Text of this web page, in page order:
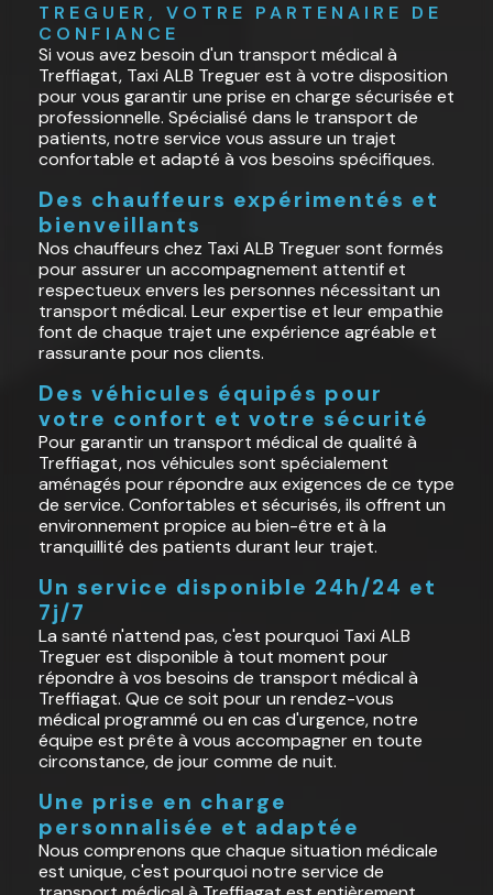
TREGUER, VOTRE PARTENAIRE DE
CONFIANCE
Si vous avez besoin d'un transport médical à
Treffiagat, Taxi ALB Treguer est à votre disposition
pour vous garantir une prise en charge sécurisée et
professionnelle. Spécialisé dans le transport de
patients, notre service vous assure un trajet
confortable et adapté à vos besoins spécifiques.
Des chauffeurs expérimentés et
bienveillants
Nos chauffeurs chez Taxi ALB Treguer sont formés
pour assurer un accompagnement attentif et
respectueux envers les personnes nécessitant un
transport médical. Leur expertise et leur empathie
font de chaque trajet une expérience agréable et
rassurante pour nos clients.
Des véhicules équipés pour
votre confort et votre sécurité
Pour garantir un transport médical de qualité à
Treffiagat, nos véhicules sont spécialement
aménagés pour répondre aux exigences de ce type
de service. Confortables et sécurisés, ils offrent un
environnement propice au bien-être et à la
tranquillité des patients durant leur trajet.
Un service disponible 24h/24 et
7j/7
La santé n'attend pas, c'est pourquoi Taxi ALB
Treguer est disponible à tout moment pour
répondre à vos besoins de transport médical à
Treffiagat. Que ce soit pour un rendez-vous
médical programmé ou en cas d'urgence, notre
équipe est prête à vous accompagner en toute
circonstance, de jour comme de nuit.
Une prise en charge
personnalisée et adaptée
Nous comprenons que chaque situation médicale
est unique, c'est pourquoi notre service de